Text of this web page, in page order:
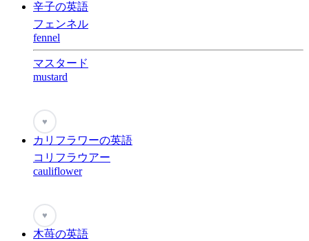
辛子の英語
フェンネル
fennel
マスタード
mustard
♥
カリフラワーの英語
コリフラウアー
cauliflower
♥
木苺の英語